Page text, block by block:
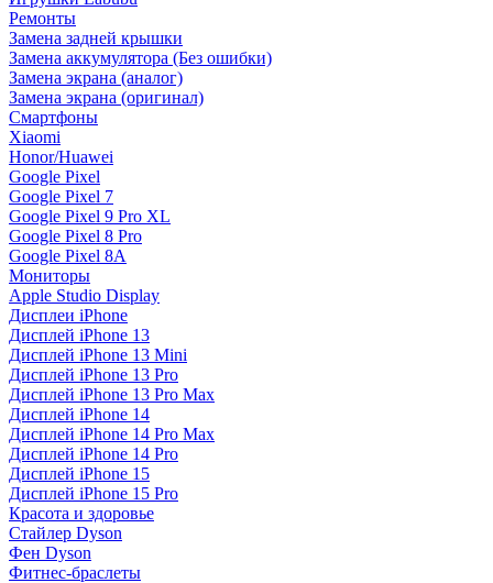
Ремонты
Замена задней крышки
Замена аккумулятора (Без ошибки)
Замена экрана (аналог)
Замена экрана (оригинал)
Смартфоны
Xiaomi
Honor/Huawei
Google Pixel
Google Pixel 7
Google Pixel 9 Pro XL
Google Pixel 8 Pro
Google Pixel 8A
Мониторы
Apple Studio Display
Дисплеи iPhone
Дисплей iPhone 13
Дисплей iPhone 13 Mini
Дисплей iPhone 13 Pro
Дисплей iPhone 13 Pro Max
Дисплей iPhone 14
Дисплей iPhone 14 Pro Max
Дисплей iPhone 14 Pro
Дисплей iPhone 15
Дисплей iPhone 15 Pro
Красота и здоровье
Стайлер Dyson
Фен Dyson
Фитнес-браслеты